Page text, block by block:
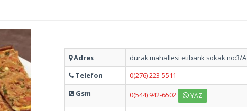
Adres
durak mahallesi etibank sokak no:3/A
Telefon
0(276) 223-5511
Gsm
0(544) 942-6502 YAZ